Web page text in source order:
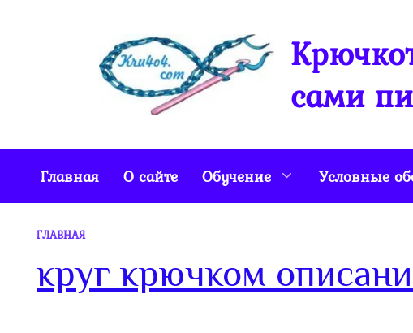
сами
Главная О сайте Обучение Условные
ГЛАВНАЯ
круг крючком